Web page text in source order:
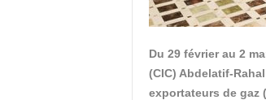
Du 29 février au 2
(CIC) Abdelatif-
exportateurs de gaz